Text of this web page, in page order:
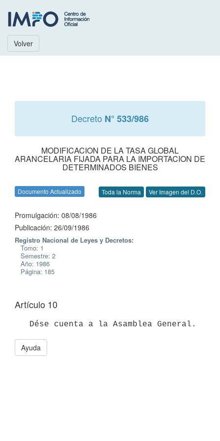
Volver
Decreto N° 533/986
MODIFICACION DE LA TASA GLOBAL
ARANCELARIA FIJADA PARA LA IMPORTACION DE
DETERMINADOS BIENES
Documento Actualizado Toda la Norma Ver Imagen del D.O.
Promulgación: 08/08/1986
Publicación: 26/09/1986
Registro Nacional de Leyes y Decretos:
Tomo: 1
Semestre: 2
Año: 1986
Página: 185
Artículo 10
Ayuda